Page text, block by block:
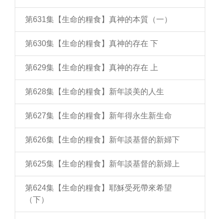
第631集【生命的糧食】真神的本質（一）
第630集【生命的糧食】真神的存在 下
第629集【生命的糧食】真神的存在 上
第628集【生命的糧食】新年談美的人生
第627集【生命的糧食】新年得永生新生命
第626集【生命的糧食】新年談基督的新婦下
第625集【生命的糧食】新年談基督的新婦上
第624集【生命的糧食】耶穌受死帶來希望
（下）